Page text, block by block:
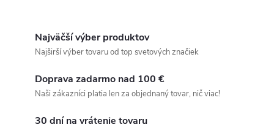
Najväčší výber produktov
Najširší výber tovaru od top svetových značiek
Doprava zadarmo nad 100 €
Naši zákazníci platia len za objednaný tovar, nič viac!
30 dní na vrátenie tovaru